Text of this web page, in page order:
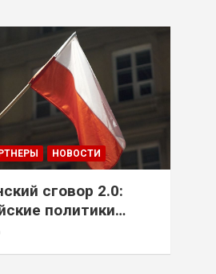
НОВОСТИ
сговор 2.0:
политики
монстра у